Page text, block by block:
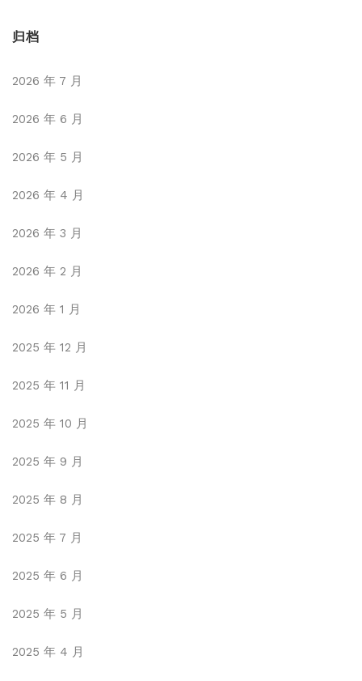
归档
2026 年 7 月
2026 年 6 月
2026 年 5 月
2026 年 4 月
2026 年 3 月
2026 年 2 月
2026 年 1 月
2025 年 12 月
2025 年 11 月
2025 年 10 月
2025 年 9 月
2025 年 8 月
2025 年 7 月
2025 年 6 月
2025 年 5 月
2025 年 4 月